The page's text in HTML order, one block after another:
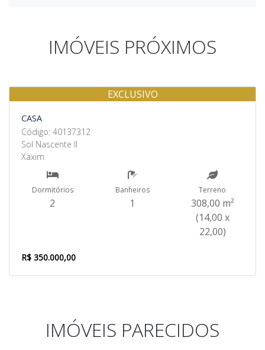
IMÓVEIS PRÓXIMOS
Venda
EXCLUSIVO
CASA
Código: 40137312
Sol Nascente II
Xaxim
Dormitórios
2
Banheiros
1
Terreno
308,00 m²
(14,00 x
22,00)
R$ 350.000,00
IMÓVEIS PARECIDOS